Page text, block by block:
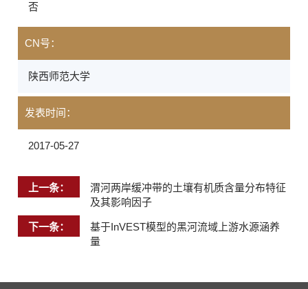
否
CN号：
陕西师范大学
发表时间：
2017-05-27
上一条：
渭河两岸缓冲带的土壤有机质含量分布特征
及其影响因子
下一条：
基于InVEST模型的黑河流域上游水源涵养
量